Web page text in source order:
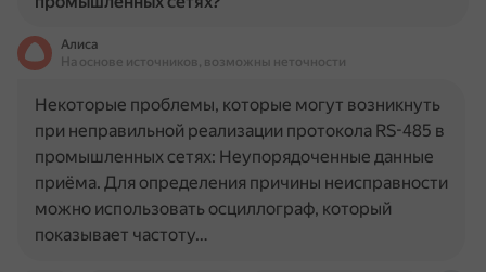
Алиса
На основе источников, возможны неточности
Некоторые проблемы, которые могут возникнуть
при неправильной реализации протокола RS-485 в
промышленных сетях: Неупорядоченные данные
приёма. Для определения причины неисправности
можно использовать осциллограф, который
показывает частоту…